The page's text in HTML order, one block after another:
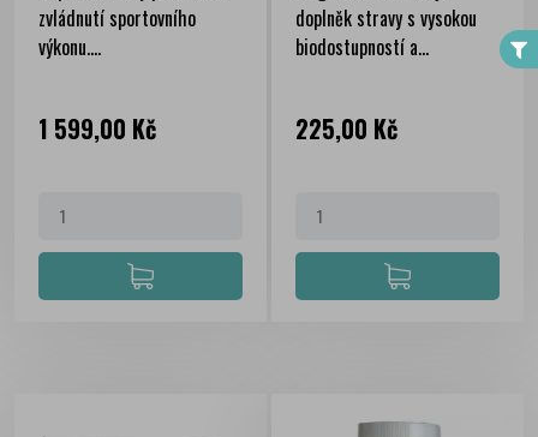
zvládnutí sportovního
výkonu....
Cena
1 599,00 Kč
doplněk stravy s vysokou
biodostupností a...
Cena
225,00 Kč